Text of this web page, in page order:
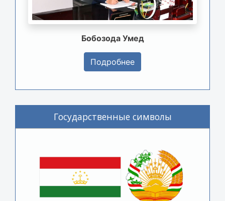
Бобозода Умед
Подробнее
Государственные символы